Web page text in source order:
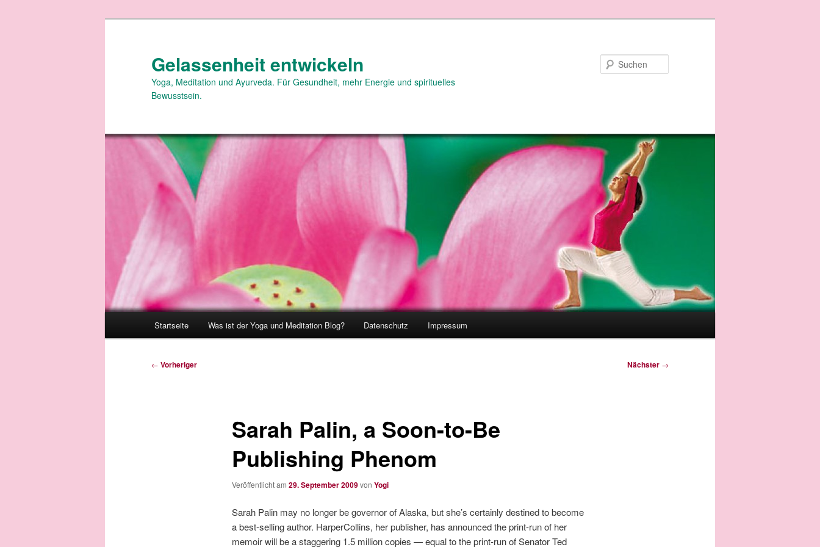
Gelassenheit entwickeln
Yoga, Meditation und Ayurveda. Für Gesundheit, mehr Energie und spirituelles
Bewusstsein.
Startseite Was ist der Yoga und Meditation Blog? Datenschutz Impressum
Beitragsnavigation
← Vorheriger Nächster →
Sarah Palin, a Soon-to-Be
Publishing Phenom
Veröffentlicht am 29. September 2009von Yogi
Sarah Palin may no longer be governor of Alaska, but she’s certainly destined to become
a best-selling author. HarperCollins, her publisher, has announced the print-run of her
memoir will be a staggering 1.5 million copies — equal to the print-run of Senator Ted